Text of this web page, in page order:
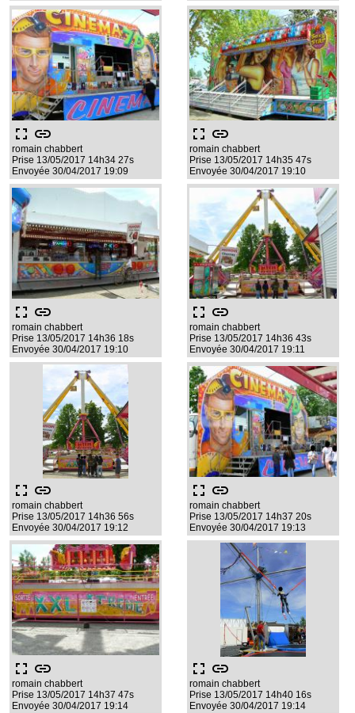
fullscreen link
romain chabbert
Prise 13/05/2017 14h34 27s
Envoyée 30/04/2017 19:09
fullscreen link
romain chabbert
Prise 13/05/2017 14h35 47s
Envoyée 30/04/2017 19:10
fullscreen link
romain chabbert
Prise 13/05/2017 14h36 18s
Envoyée 30/04/2017 19:10
fullscreen link
romain chabbert
Prise 13/05/2017 14h36 43s
Envoyée 30/04/2017 19:11
fullscreen link
romain chabbert
Prise 13/05/2017 14h36 56s
Envoyée 30/04/2017 19:12
fullscreen link
romain chabbert
Prise 13/05/2017 14h37 20s
Envoyée 30/04/2017 19:13
fullscreen link
romain chabbert
Prise 13/05/2017 14h37 47s
Envoyée 30/04/2017 19:14
fullscreen link
romain chabbert
Prise 13/05/2017 14h40 16s
Envoyée 30/04/2017 19:14